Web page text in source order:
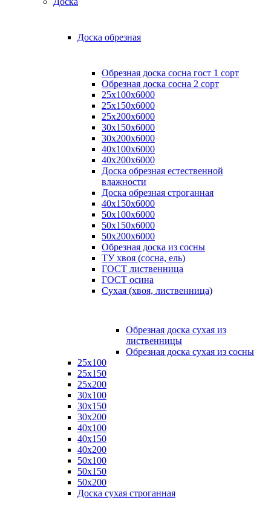
Доска обрезная
Обрезная доска сосна гост 1 сорт
Обрезная доска сосна 2 сорт
25х100х6000
25х150х6000
25х200х6000
30х150х6000
30х200х6000
40х100х6000
40х200х6000
Доска обрезная естественной
влажности
Доска обрезная строганная
40х150х6000
50х100х6000
50х150х6000
50х200х6000
Обрезная доска из сосны
ТУ хвоя (сосна, ель)
ГОСТ лиственница
ГОСТ осина
Сухая (хвоя, лиственница)
Обрезная доска сухая из
лиственницы
Обрезная доска сухая из сосны
25х100
25х150
25х200
30х100
30х150
30х200
40х100
40х150
40х200
50х100
50х150
50х200
Доска сухая строганная